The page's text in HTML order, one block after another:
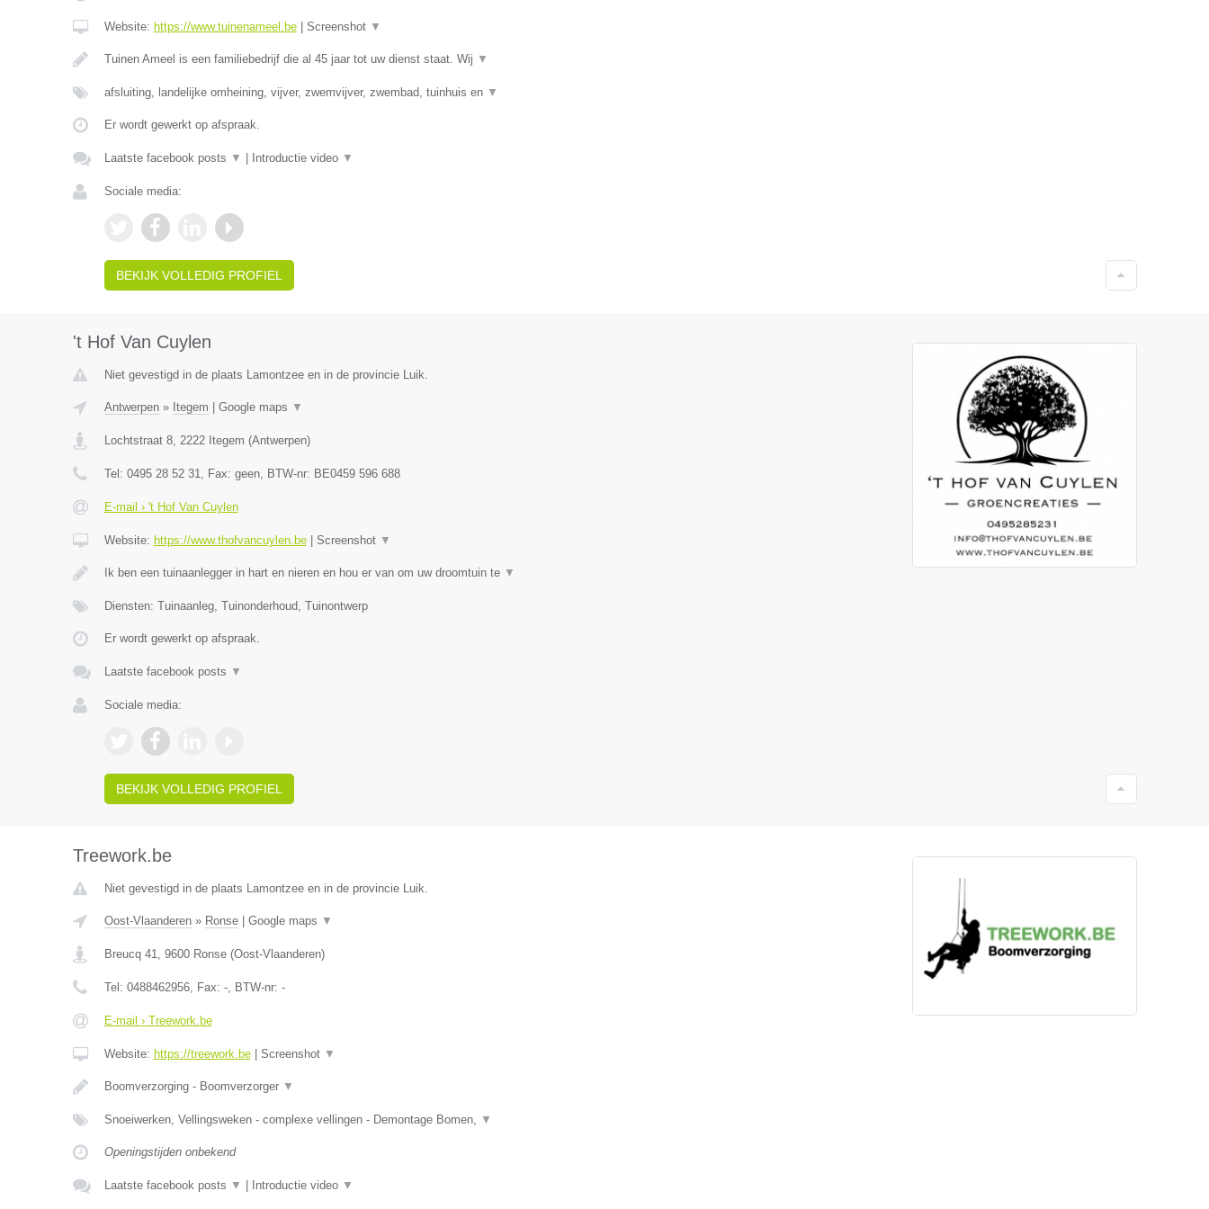
Website: https://www.tuinenameel.be| Screenshot ▼
Tuinen Ameel is een familiebedrijf die al 45 jaar tot uw dienst staat. Wij ▼
afsluiting, landelijke omheining, vijver, zwemvijver, zwembad, tuinhuis en ▼
Er wordt gewerkt op afspraak.
Laatste facebook posts ▼ Introductie video ▼
Sociale media:
BEKIJK VOLLEDIG PROFIEL
't Hof Van Cuylen
Niet gevestigd in de plaats Lamontzee en in de provincie Luik.
Antwerpen» Itegem Google maps ▼
Lochtstraat 8, 2222 Itegem (Antwerpen)
Tel: 0495 28 52 31, Fax: geen, BTW-nr: BE0459 596 688
E-mail › 't Hof Van Cuylen
Website: https://www.thofvancuylen.be| Screenshot ▼
Ik ben een tuinaanlegger in hart en nieren en hou er van om uw droomtuin te ▼
Diensten: Tuinaanleg, Tuinonderhoud, Tuinontwerp
Er wordt gewerkt op afspraak.
Laatste facebook posts ▼
Sociale media:
BEKIJK VOLLEDIG PROFIEL
Treework.be
Niet gevestigd in de plaats Lamontzee en in de provincie Luik.
Oost-Vlaanderen» Ronse| Google maps ▼
Breucq 41, 9600 Ronse(Oost-Vlaanderen)
Tel: 0488462956, Fax: -, BTW-nr: -
E-mail › Treework.be
Website: https://treework.be| Screenshot ▼
Boomverzorging - Boomverzorger ▼
Snoeiwerken, Vellingsweken - complexe vellingen - Demontage Bomen, ▼
Openingstijden onbekend
Laatste facebook posts ▼ Introductie video ▼